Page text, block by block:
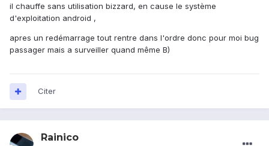
il chauffe sans utilisation bizzard, en cause le système
d'exploitation android ,
apres un redémarrage tout rentre dans l'ordre donc pour moi bug
passager mais a surveiller quand même B)
Citer
Rainico